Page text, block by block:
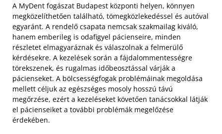
A MyDent fogászat Budapest központi helyen, könnyen
megközelíthetően található, tömegközlekedéssel és autóval
egyaránt. A rendelő csapata nemcsak szakmailag kiváló,
hanem emberileg is odafigyel pácienseire, minden
részletet elmagyaráznak és válaszolnak a felmerülő
kérdésekre. A kezelések során a fájdalommentességre
törekszenek, és rugalmas időbeosztással várják a
pácienseket. A bölcsességfogak problémáinak megoldása
mellett céljuk az egészséges mosoly hosszú távú
megőrzése, ezért a kezeléseket követően tanácsokkal látják
el pácienseiket a további problémák megelőzése
érdekében.